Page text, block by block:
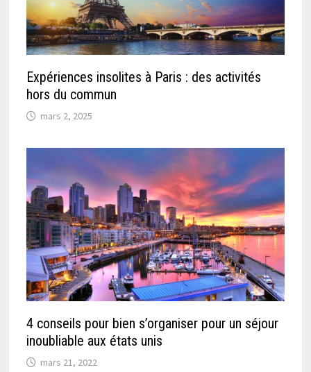
Expériences insolites à Paris : des activités
hors du commun
mars 2, 2025
4 conseils pour bien s’organiser pour un séjour
inoubliable aux états unis
mars 21, 2022